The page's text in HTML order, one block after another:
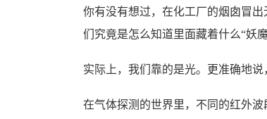
你有没有想过，在化工厂的烟囱冒
们究竟是怎么知道里面藏着什么“妖
实际上，我们靠的是光。更准确地说
在气体探测的世界里，不同的红外